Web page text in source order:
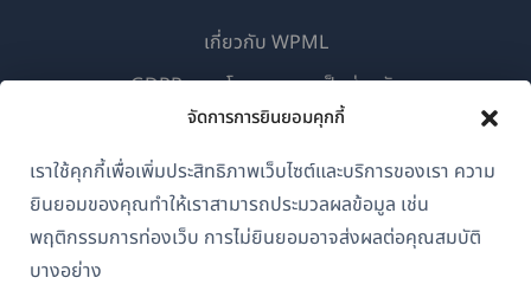
จัดการการยินยอมคุกกี้
เราใช้คุกกี้เพื่อเพิ่มประสิทธิภาพเว็บไซต์และบริการของเรา ความ
ยินยอมของคุณทำให้เราสามารถประมวลผลข้อมูล เช่น
พฤติกรรมการท่องเว็บ การไม่ยินยอมอาจส่งผลต่อคุณสมบัติ
บางอย่าง
เกี่ยวกับ WPML
GDPR และนโยบายความเป็นส่วนตัว
เข้าร่วมทีมของเรา(เปิด
ใน
หน้าต่าง
ใหม่)
(เปิด
ใน
หน้าต่าง
(เปิด
ใน
หน้าต่าง
(เปิด
ใน
หน้าต่าง